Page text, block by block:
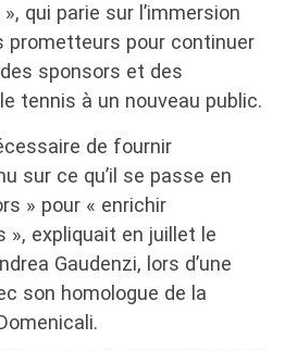
qui parie sur l’immersion
prometteurs pour continuer
sponsors et des
tennis à un nouveau public.
de fournir
sur ce qu’il se passe en
» pour « enrichir
», expliquait en juillet le
Gaudenzi, lors d’une
son homologue de la